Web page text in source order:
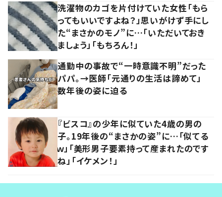
洗濯物のカゴを片付けていた女性「もら
ってもいいですよね？」思いがけず手にし
た“まさかのモノ”に…「いただいておき
ましょう」「もちろん！」
通勤中の事故で“一時意識不明”だった
パパ。→医師「元通りの生活は諦めて」
数年後の姿に迫る
『ビスコ』の少年に似ていた4歳の男の
子。19年後の“まさかの姿”に…「似てる
ｗ」「美形男子要素持って産まれたのです
ね」「イケメン！」